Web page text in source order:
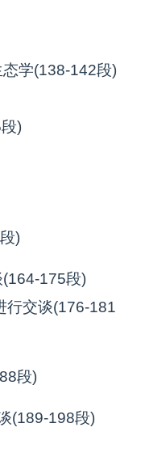
学(138-142段)
)
)
175段)
行交谈(176-181
段)
(189-198段)